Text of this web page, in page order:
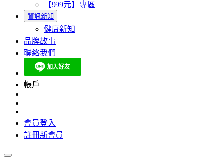
【999元】專區
資訊新知
健康新知
品牌故事
聯絡我們
帳戶
會員登入
註冊新會員